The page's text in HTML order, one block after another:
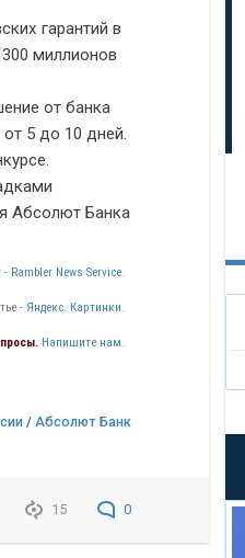
гарантий в
миллионов
от банка
5 до 10 дней.
Абсолют Банка
- Rambler News Service.
- Яндекс. Картинки.
Напишите нам.
/ Абсолют Банк
15 0